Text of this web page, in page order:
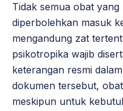
Tidak semua obat yang
diperbolehkan masuk
mengandung zat
psikotropika wajib
keterangan resmi
dokumen tersebut,
meskipun untuk